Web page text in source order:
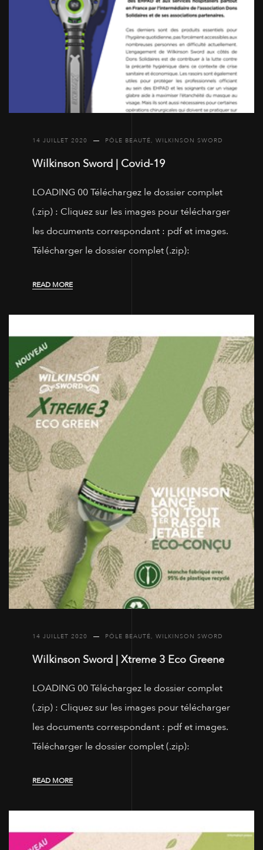
14 JUILLET 2020 PÔLE BEAUTÉ, WILKINSON SWORD
Wilkinson Sword | Covid-19
LOADING 00 Téléchargez le dossier complet
(.zip) : Cliquez sur les images pour télécharger
les documents correspondant : pdf et images.
Télécharger le dossier complet (.zip):
READ MORE
14 JUILLET 2020 PÔLE BEAUTÉ, WILKINSON SWORD
Wilkinson Sword | Xtreme 3 Eco Greene
LOADING 00 Téléchargez le dossier complet
(.zip) : Cliquez sur les images pour télécharger
les documents correspondant : pdf et images.
Télécharger le dossier complet (.zip):
READ MORE